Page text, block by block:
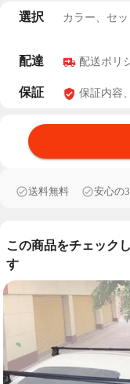
選択 カラー、セ
配達 配送ポリ
保証 保証内容
送料無料 安心の
この商品をチェック
す